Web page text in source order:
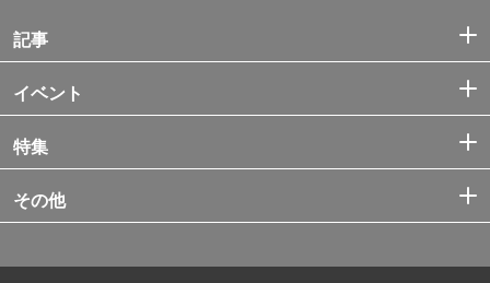
記事
イベント
特集
その他